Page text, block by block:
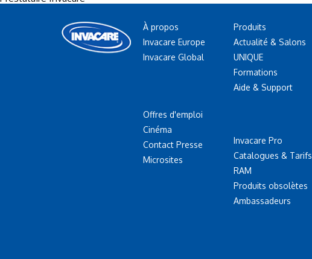
À propos
Invacare Europe
Invacare Global
Offres d'emploi
Cinéma
Contact Presse
Microsites
Produits
Actualité & Salons
UNIQUE
Formations
Aide & Support
Invacare Pro
Catalogues & Tarifs
RAM
Produits obsolètes
Ambassadeurs